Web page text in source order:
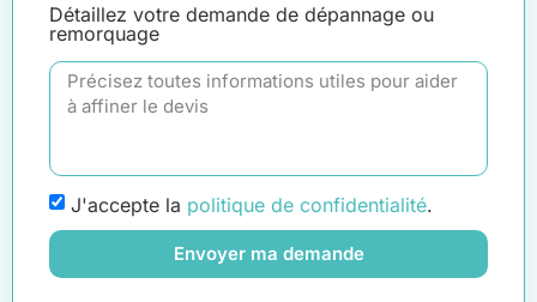
Détaillez votre demande de dépannage ou
remorquage
J'accepte la politique de confidentialité.
Envoyer ma demande